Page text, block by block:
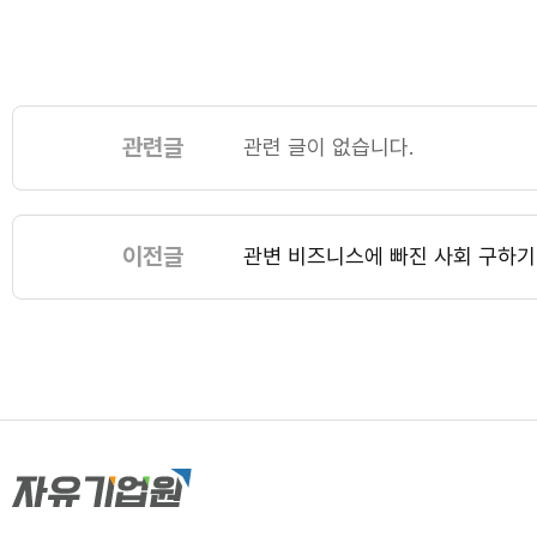
관련글 관련 글이 없습니다.
이전글 관변 비즈니스에 빠진 사회 구하기